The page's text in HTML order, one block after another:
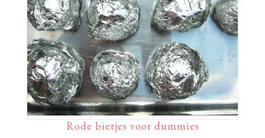
Rode bietjes voor dummies